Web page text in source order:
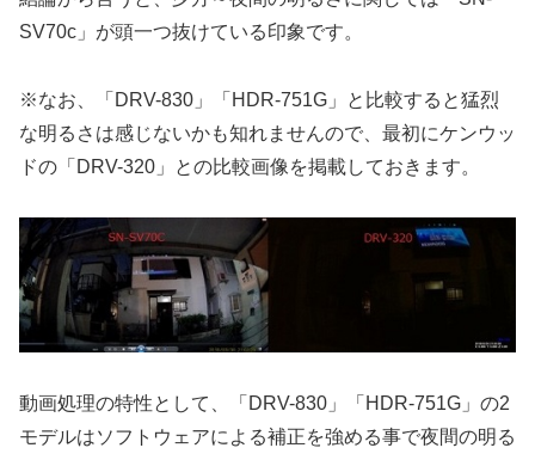
SV70c」が頭一つ抜けている印象です。
※なお、「DRV-830」「HDR-751G」と比較すると猛烈
な明るさは感じないかも知れませんので、最初にケンウッ
ドの「DRV-320」との比較画像を掲載しておきます。
動画処理の特性として、「DRV-830」「HDR-751G」の2
モデルはソフトウェアによる補正を強める事で夜間の明る